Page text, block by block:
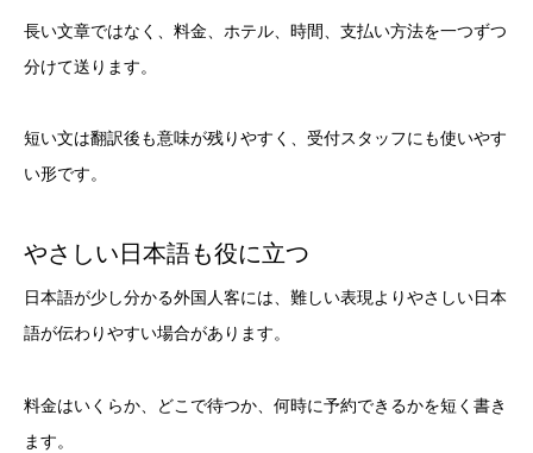
長い文章ではなく、料金、ホテル、時間、支払い方法を一つずつ
分けて送ります。
短い文は翻訳後も意味が残りやすく、受付スタッフにも使いやす
い形です。
やさしい日本語も役に立つ
日本語が少し分かる外国人客には、難しい表現よりやさしい日本
語が伝わりやすい場合があります。
料金はいくらか、どこで待つか、何時に予約できるかを短く書き
ます。